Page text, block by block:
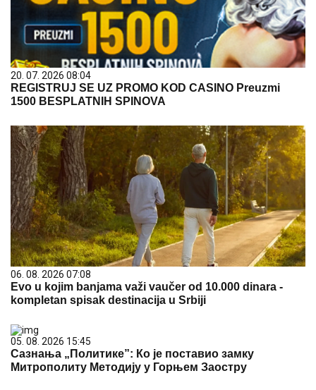
20. 07. 2026 08:04
REGISTRUJ SE UZ PROMO KOD CASINO Preuzmi
1500 BESPLATNIH SPINOVA
06. 08. 2026 07:08
Evo u kojim banjama važi vaučer od 10.000 dinara -
kompletan spisak destinacija u Srbiji
05. 08. 2026 15:45
Сазнања „Политике”: Ко је поставио замку
Митрополиту Методију у Горњем Заостру